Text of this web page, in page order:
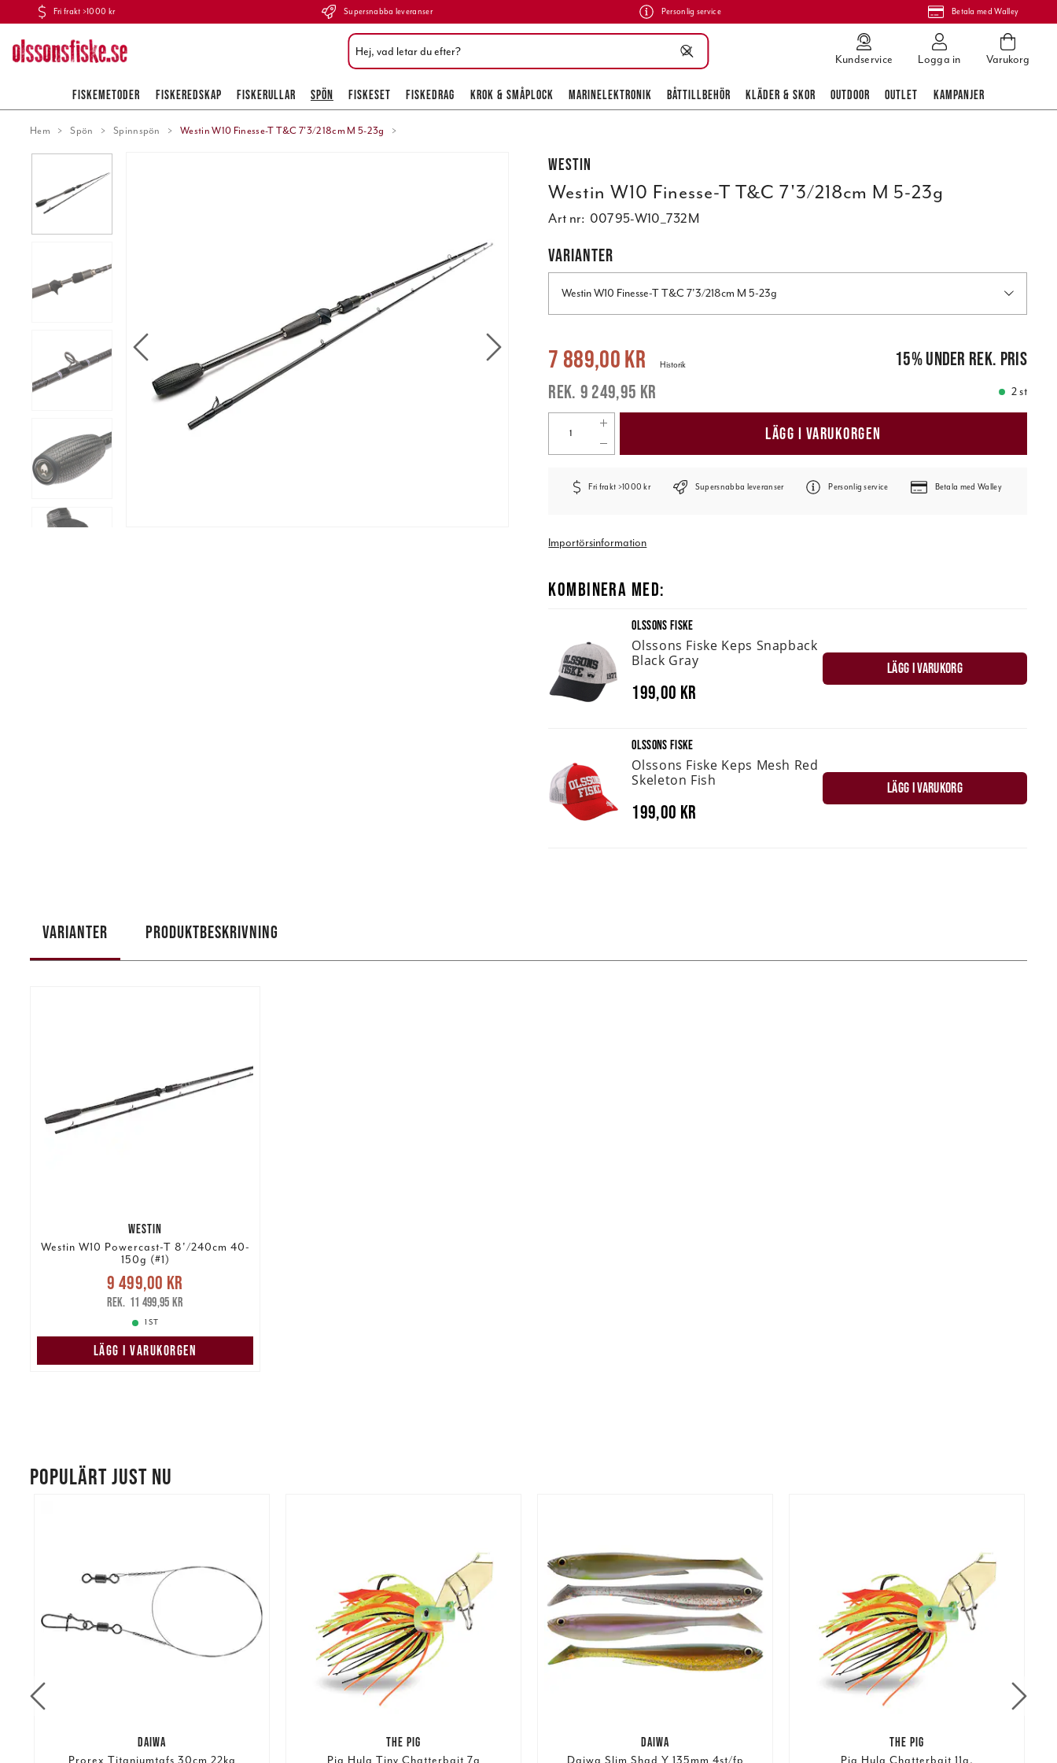
Fri frakt >1000 kr Supersnabba leveranser Personlig service Betala med Walley
Kundservice Logga in Varukorg
FISKEMETODER FISKEREDSKAP FISKERULLAR SPÖN FISKESET FISKEDRAG KROK & SMÅPLOCK MARINELEKTRONIK BÅTTILLBEHÖR KLÄDER & SKOR OUTDOOR OUTLET KAMPANJER
Hem Spön Spinnspön Westin W10 Finesse-T T&C 7'3/218cm M 5-23g
Westin
Westin W10 Finesse-T T&C 7'3/218cm M 5-23g
Art nr: 00795-W10_732M
VARIANTER
Westin W10 Finesse-T T&C 7'3/218cm M 5-23g
Nuvarande pris: 7 889,00 kr
7 889,00 kr
9 249,95 kr
Historik 15%under rek. pris
2 st
LÄGG I VARUKORGEN
Fri frakt >1000 kr Supersnabba leveranser Personlig service Betala med Walley
Importörsinformation
KOMBINERA MED:
OLSSONS FISKE
Olssons Fiske Keps Snapback
Black Gray
199,00 kr
LÄGG I VARUKORG
OLSSONS FISKE
Olssons Fiske Keps Mesh Red
Skeleton Fish
199,00 kr
LÄGG I VARUKORG
VARIANTER PRODUKTBESKRIVNING
WESTIN
Westin W10 Powercast-T 8'/240cm 40-
150g (#1)
Nuvarande pris
9 499,00 krTidigare pris
11 499,95 kr
9 499,00 kr
11 499,95 kr
1 ST
LÄGG I VARUKORGEN
POPULÄRT JUST NU
DAIWA THE PIG DAIWA THE PIG